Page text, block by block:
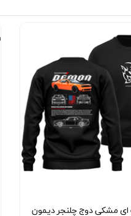
ای مشکی دوج چلنجر دیمون